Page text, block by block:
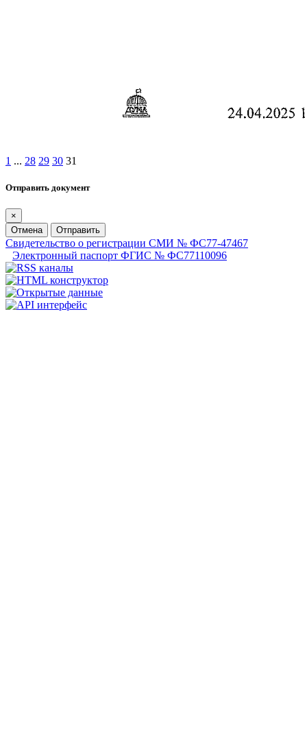
1 ... 28 29 30 31
Отправить документ
×
Отмена
Отправить
Свидетельство о регистрации СМИ № ФС77-47467
Электронный паспорт ФГИС № ФС77110096